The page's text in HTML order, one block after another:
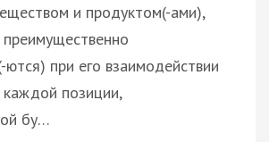
и продуктом(-ами),
ются) при его взаимодействии
позиции,
бу…